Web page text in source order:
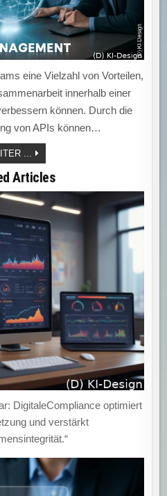
eine Vielzahl von Vorteilen,
innerhalb einer
können. Durch die
von APIs können…
...
API-
MANAGEMENT:
EFFIZIENZBOOST
UND
AUF
NEUEM
–
FÜR
SICHERE,
STANDARDISIERTE
UND
INNOVATIVE
TEAMINTEGRATION!
Articles
DigitaleCompliance optimiert
und verstärkt